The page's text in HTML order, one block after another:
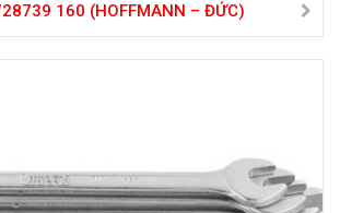
160 (HOFFMANN – ĐỨC)